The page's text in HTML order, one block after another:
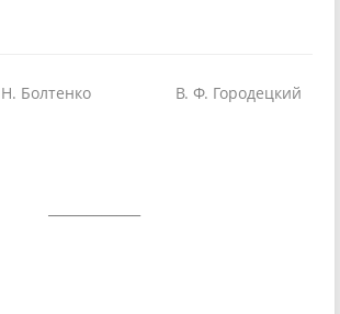
Болтенко В. Ф. Городецкий